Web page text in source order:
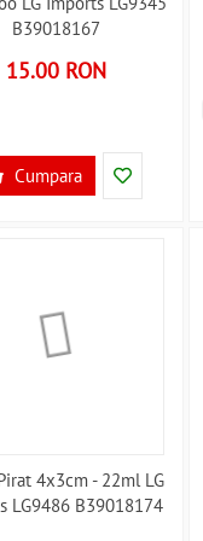
B39018167
15.00 RON
Cumpara
4x3cm - 22ml LG
LG9486 B39018174